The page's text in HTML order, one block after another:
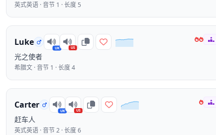
英式英语 · 音节 1 · 长度 5
Luke
UK US
光之使者
希腊文 · 音节 1 · 长度 4
Carter
UK US
赶车人
英式英语 · 音节 2 · 长度 6